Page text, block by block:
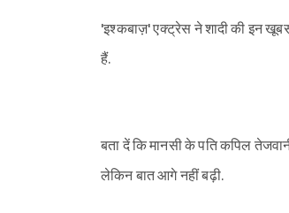
'इश्कबाज़' एक्ट्रेस ने शादी की इन
हैं.
बता दें कि मानसी के पति कपिल
लेकिन बात आगे नहीं बढ़ी.